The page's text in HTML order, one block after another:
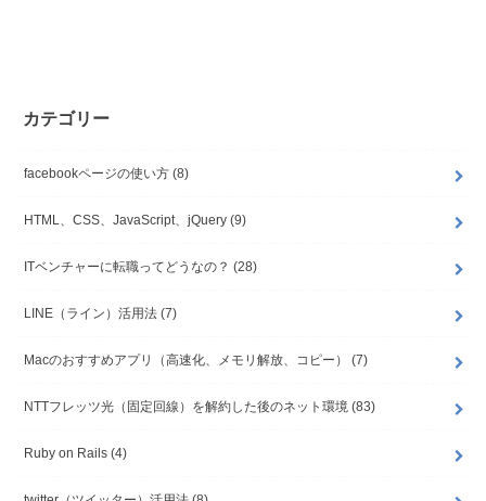
カテゴリー
facebookページの使い方 (8)
HTML、CSS、JavaScript、jQuery (9)
ITベンチャーに転職ってどうなの？ (28)
LINE（ライン）活用法 (7)
Macのおすすめアプリ（高速化、メモリ解放、コピー） (7)
NTTフレッツ光（固定回線）を解約した後のネット環境 (83)
Ruby on Rails (4)